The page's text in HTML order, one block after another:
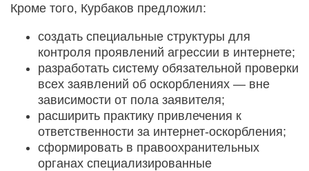
Кроме того, Курбаков предложил:
создать специальные структуры для
контроля проявлений агрессии в интернете;
разработать систему обязательной проверки
всех заявлений об оскорблениях — вне
зависимости от пола заявителя;
расширить практику привлечения к
ответственности за интернет‑оскорбления;
сформировать в правоохранительных
органах специализированные